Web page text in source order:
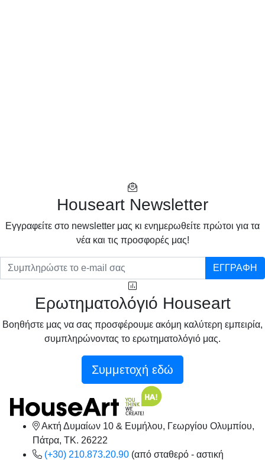
Houseart Newsletter
Eγγραφείτε στο newsletter μας κι ενημερωθείτε πρώτοι για τα
νέα και τις προσφορές μας!
ΕΓΓΡΑΦΗ
Ερωτηματολόγιό Houseart
Βοηθήστε μας να σας προσφέρουμε ακόμη καλύτερη εμπειρία,
συμπληρώνοντας το ερωτηματολόγιό μας.
Συμμετοχή εδώ
Ακτή Δυμαίων 10 & Ευμήλου, Γεωργίου Ολυμπίου,
Πάτρα, TK. 26222
(+30) 210.873.20.90 (από σταθερό - αστική